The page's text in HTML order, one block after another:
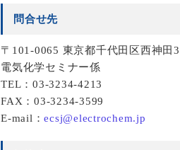
問合せ先
〒101-0065 東京都千代田区西神田
電気化学セミナー係
TEL：03-3234-4213
FAX：03-3234-3599
E-mail：ecsj@electrochem.jp